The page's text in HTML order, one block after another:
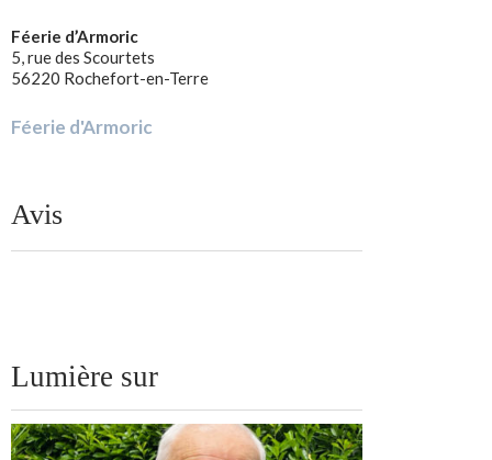
Féerie d’Armoric
5, rue des Scourtets
56220 Rochefort-en-Terre
Féerie d'Armoric
Avis
Lumière sur